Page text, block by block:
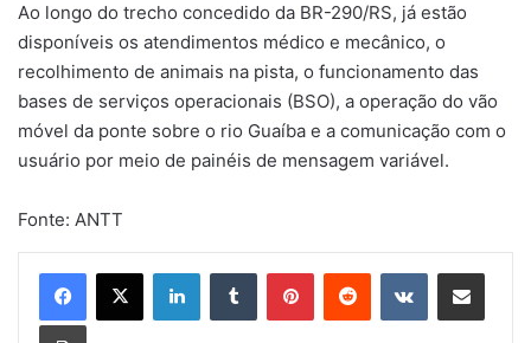
Ao longo do trecho concedido da BR-290/RS, já estão
disponíveis os atendimentos médico e mecânico, o
recolhimento de animais na pista, o funcionamento das
bases de serviços operacionais (BSO), a operação do vão
móvel da ponte sobre o rio Guaíba e a comunicação com o
usuário por meio de painéis de mensagem variável.
Fonte: ANTT
LinkedinTumblr PinterestReddit VK Compartilhar via e-mail
Imprimir